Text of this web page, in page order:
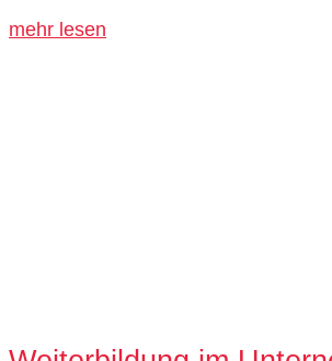
mehr lesen